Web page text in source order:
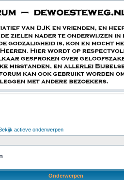
actieve onderwerpen
Onderwerpen